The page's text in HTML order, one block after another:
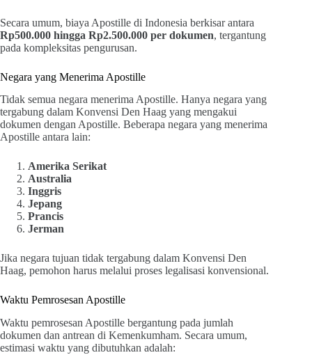
Secara umum, biaya Apostille di Indonesia berkisar antara
Rp500.000 hingga Rp2.500.000 per dokumen, tergantung
pada kompleksitas pengurusan.
Negara yang Menerima Apostille
Tidak semua negara menerima Apostille. Hanya negara yang
tergabung dalam Konvensi Den Haag yang mengakui
dokumen dengan Apostille. Beberapa negara yang menerima
Apostille antara lain:
Amerika Serikat
Australia
Inggris
Jepang
Prancis
Jerman
Jika negara tujuan tidak tergabung dalam Konvensi Den
Haag, pemohon harus melalui proses legalisasi konvensional.
Waktu Pemrosesan Apostille
Waktu pemrosesan Apostille bergantung pada jumlah
dokumen dan antrean di Kemenkumham. Secara umum,
estimasi waktu yang dibutuhkan adalah: